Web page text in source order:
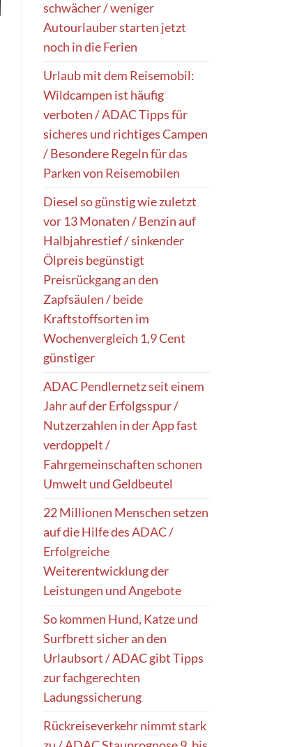
schwächer / weniger
Autourlauber starten jetzt
noch in die Ferien
Urlaub mit dem Reisemobil:
Wildcampen ist häufig
verboten / ADAC Tipps für
sicheres und richtiges Campen
/ Besondere Regeln für das
Parken von Reisemobilen
Diesel so günstig wie zuletzt
vor 13 Monaten / Benzin auf
Halbjahrestief / sinkender
Ölpreis begünstigt
Preisrückgang an den
Zapfsäulen / beide
Kraftstoffsorten im
Wochenvergleich 1,9 Cent
günstiger
ADAC Pendlernetz seit einem
Jahr auf der Erfolgsspur /
Nutzerzahlen in der App fast
verdoppelt /
Fahrgemeinschaften schonen
Umwelt und Geldbeutel
22 Millionen Menschen setzen
auf die Hilfe des ADAC /
Erfolgreiche
Weiterentwicklung der
Leistungen und Angebote
So kommen Hund, Katze und
Surfbrett sicher an den
Urlaubsort / ADAC gibt Tipps
zur fachgerechten
Ladungssicherung
Rückreiseverkehr nimmt stark